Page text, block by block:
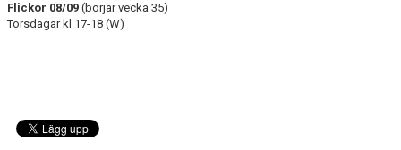
Flickor 08/09 (börjar vecka 35)
Torsdagar kl 17-18 (W)